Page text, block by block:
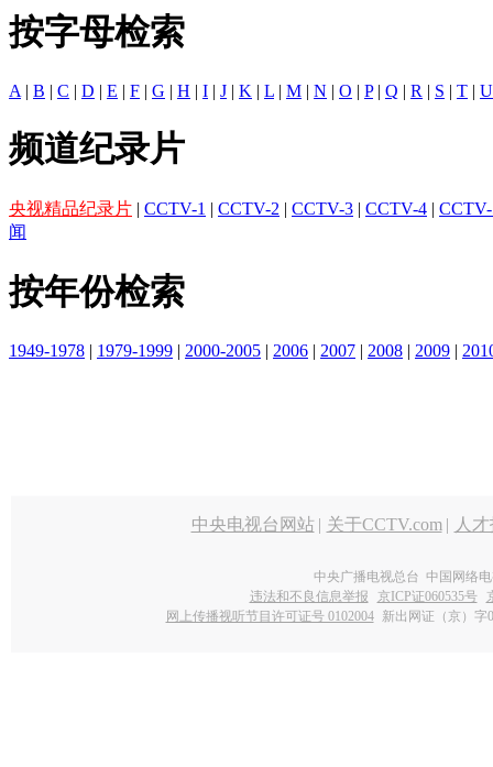
按字母检索
A | B | C | D | E | F | G | H | I | J | K | L | M | N | O | P| Q | R | S | T | U
频道纪录片
央视精品纪录片 | CCTV-1 | CCTV-2 | CCTV-3 | CCTV-4 |
闻
按年份检索
1949-1978 1979-1999 2000-2005 2006 2007 2008 2009
中央电视台网站 关于CCTV.com 人
中央广播电视总台 中国网络
违法和不良信息举报
京ICP证060535号
网上传播视听节目许可证号 0102004 新出网证（京）